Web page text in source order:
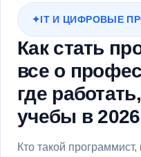
IT И ЦИФРОВЫЕ
Как стать
все о
где
учебы в
Кто такой